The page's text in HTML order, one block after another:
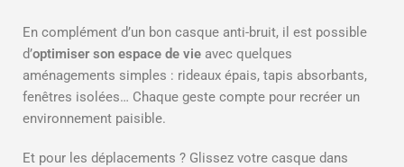
En complément d’un bon casque anti-bruit, il est possible
d’optimiser son espace de vie avec quelques
aménagements simples : rideaux épais, tapis absorbants,
fenêtres isolées… Chaque geste compte pour recréer un
environnement paisible.
Et pour les déplacements ? Glissez votre casque dans